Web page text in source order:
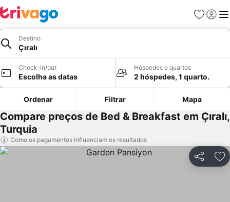
Favoritos
Iniciar
Destino
Çıralı
Check-in/out
Escolha as datas
Hóspedes e quartos
2 hóspedes, 1 quarto.
Ordenar Filtrar Mapa
Compare preços de Bed & Breakfast em Çıralı,
Turquia
Como os pagamentos influenciam os resultados
Partilhar